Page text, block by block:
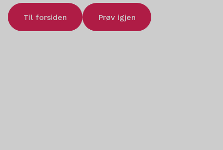
Til forsiden Prøv igjen